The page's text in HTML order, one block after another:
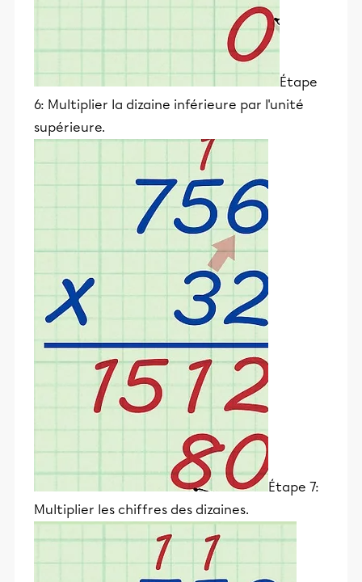
Étape
6: Multiplier la dizaine inférieure par l'unité
supérieure.
Étape 7:
Multiplier les chiffres des dizaines.